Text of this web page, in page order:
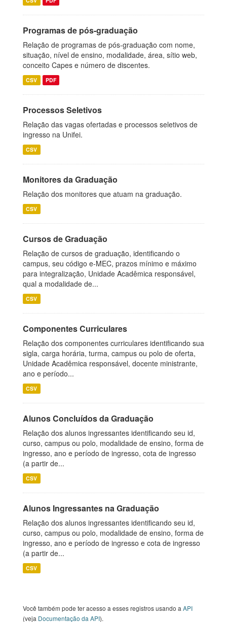
Programas de pós-graduação
Relação de programas de pós-graduação com nome,
situação, nível de ensino, modalidade, área, sítio web,
conceito Capes e número de discentes.
CSV PDF
Processos Seletivos
Relação das vagas ofertadas e processos seletivos de
ingresso na Unifei.
CSV
Monitores da Graduação
Relação dos monitores que atuam na graduação.
CSV
Cursos de Graduação
Relação de cursos de graduação, identificando o
campus, seu código e-MEC, prazos mínimo e máximo
para integralização, Unidade Acadêmica responsável,
qual a modalidade de...
CSV
Componentes Curriculares
Relação dos componentes curriculares identificando sua
sigla, carga horária, turma, campus ou polo de oferta,
Unidade Acadêmica responsável, docente ministrante,
ano e período...
CSV
Alunos Concluídos da Graduação
Relação dos alunos ingressantes identificando seu id,
curso, campus ou polo, modalidade de ensino, forma de
ingresso, ano e período de ingresso, cota de ingresso
(a partir de...
CSV
Alunos Ingressantes na Graduação
Relação dos alunos ingressantes identificando seu id,
curso, campus ou polo, modalidade de ensino, forma de
ingresso, ano e período de ingresso e cota de ingresso
(a partir de...
CSV
Você também pode ter acesso a esses registros usando a API
(veja Documentação da API).